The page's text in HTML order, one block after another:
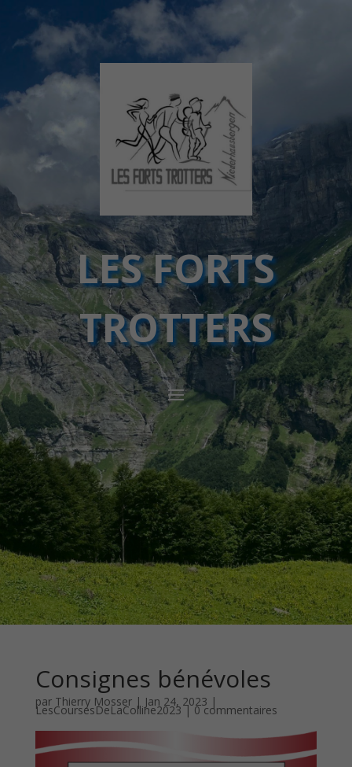
LES FORTS
TROTTERS
Consignes bénévoles
par Thierry Mosser| Jan 24, 2023 |
LesCoursesDeLaColline2023|0 commentaires